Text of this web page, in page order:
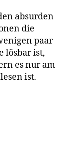
absurden
die
paar
lösbar ist,
es nur am
ist.